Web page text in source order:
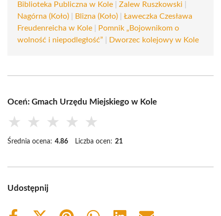
Biblioteka Publiczna w Kole
Zalew Ruszkowski
Nagórna (Koło)
Blizna (Koło)
Ławeczka Czesława
Freudenreicha w Kole
Pomnik „Bojownikom o
wolność i niepodległość”
Dworzec kolejowy w Kole
Oceń: Gmach Urzędu Miejskiego w Kole
★ ★ ★ ★ ★
Średnia ocena: 4.86 Liczba ocen: 21
Udostępnij